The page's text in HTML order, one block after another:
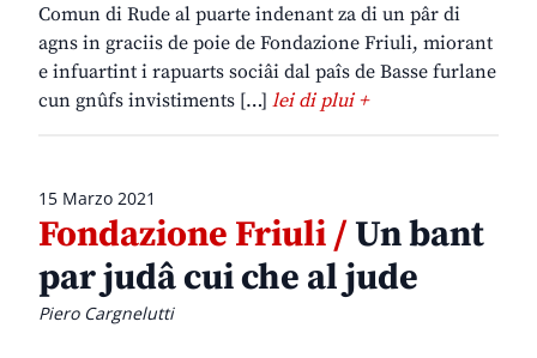
Comun di Rude al puarte indenant za di un pâr di
agns in graciis de poie de Fondazione Friuli, miorant
e infuartint i rapuarts sociâi dal paîs de Basse furlane
cun gnûfs invistiments […] lei di plui +
15 Marzo 2021
Fondazione Friuli /Un bant
par judâ cui che al jude
Piero Cargnelutti